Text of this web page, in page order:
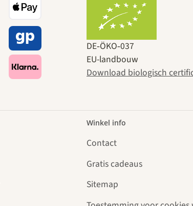
DE‑ÖKO‑037
EU-landbouw
Download biologisch
Winkel info
Contact
Gratis cadeaus
Sitemap